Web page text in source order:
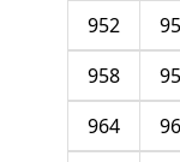
952
958
964